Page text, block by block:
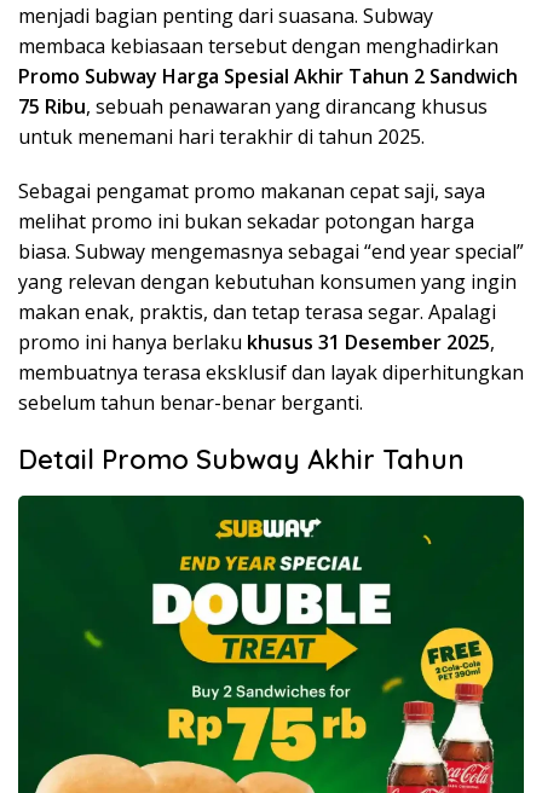
menjadi bagian penting dari suasana. Subway
membaca kebiasaan tersebut dengan menghadirkan
Promo Subway Harga Spesial Akhir Tahun 2 Sandwich
75 Ribu, sebuah penawaran yang dirancang khusus
untuk menemani hari terakhir di tahun 2025.
Sebagai pengamat promo makanan cepat saji, saya
melihat promo ini bukan sekadar potongan harga
biasa. Subway mengemasnya sebagai “end year special”
yang relevan dengan kebutuhan konsumen yang ingin
makan enak, praktis, dan tetap terasa segar. Apalagi
promo ini hanya berlaku khusus 31 Desember 2025,
membuatnya terasa eksklusif dan layak diperhitungkan
sebelum tahun benar-benar berganti.
Detail Promo Subway Akhir Tahun